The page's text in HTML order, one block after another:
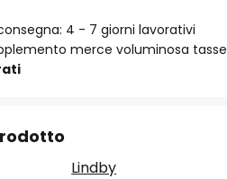
4 - 7 giorni lavorativi
merce voluminosa
Lindby